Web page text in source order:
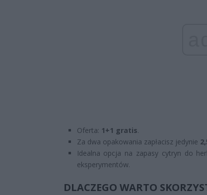
Oferta: 1+1 gratis.
Za dwa opakowania zapłacisz jedynie
Idealna opcja na zapasy cytryn do
eksperymentów.
DLACZEGO WARTO